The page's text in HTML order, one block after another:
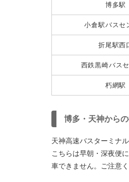
博多駅
小倉駅バスセ
折尾駅西
西鉄黒崎バス
朽網駅
博多・天神から
天神高速バスターミナ
こちらは早朝・深夜便
車できません。ご注意く